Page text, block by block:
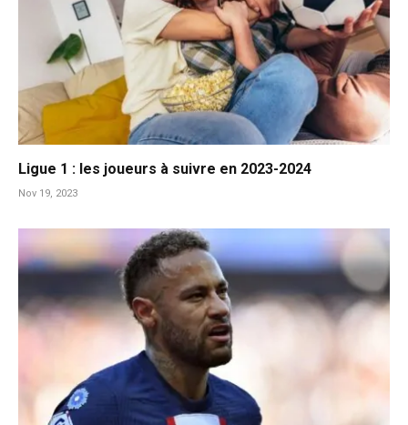
Ligue 1 : les joueurs à suivre en 2023-2024
Nov 19, 2023